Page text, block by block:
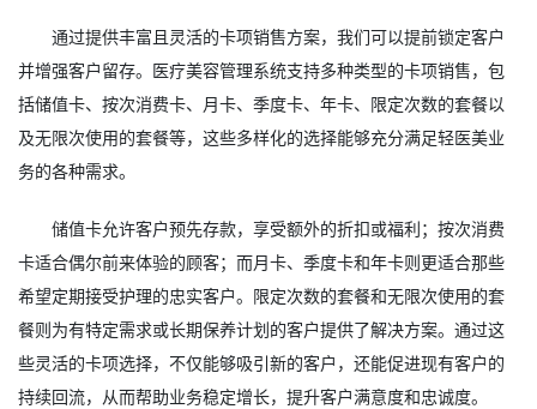
通过提供丰富且灵活的卡项销售方案，我们可以提前锁定客户
并增强客户留存。医疗美容管理系统支持多种类型的卡项销售，包
括储值卡、按次消费卡、月卡、季度卡、年卡、限定次数的套餐以
及无限次使用的套餐等，这些多样化的选择能够充分满足轻医美业
务的各种需求。
储值卡允许客户预先存款，享受额外的折扣或福利；按次消费
卡适合偶尔前来体验的顾客；而月卡、季度卡和年卡则更适合那些
希望定期接受护理的忠实客户。限定次数的套餐和无限次使用的套
餐则为有特定需求或长期保养计划的客户提供了解决方案。通过这
些灵活的卡项选择，不仅能够吸引新的客户，还能促进现有客户的
持续回流，从而帮助业务稳定增长，提升客户满意度和忠诚度。